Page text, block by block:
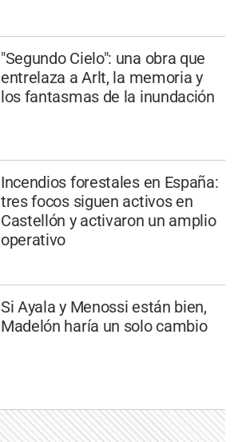
"Segundo Cielo": una obra que
entrelaza a Arlt, la memoria y
los fantasmas de la inundación
Incendios forestales en España:
tres focos siguen activos en
Castellón y activaron un amplio
operativo
Si Ayala y Menossi están bien,
Madelón haría un solo cambio